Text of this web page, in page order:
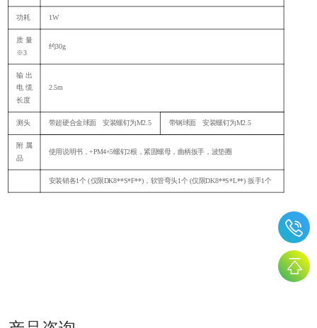
功耗 1W
质量
※3
约30g
输出
电缆
长度
2.5m
测头 带超硬合金球面 安装螺钉为M2.5 带钢球面 安装螺钉为M2.5
附属
品
使用说明书，+PM4×5螺钉2根，紧固螺母，曲柄扳手，波垫圈
安装销各1个 (仅限DK8**S*F**)，软管弯头1个 (仅限DK8**S*L**) 扳手1个